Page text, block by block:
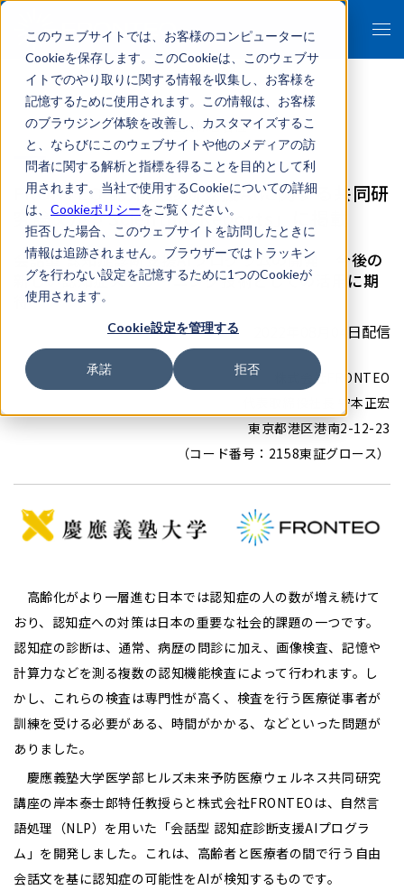
このウェブサイトでは、お客様のコンピューターに
Cookieを保存します。このCookieは、このウェブサ
イトでのやり取りに関する情報を収集し、お客様を
記憶するために使用されます。この情報は、お客様
のブラウジング体験を改善し、カスタマイズするこ
と、ならびにこのウェブサイトや他のメディアの訪
問者に関する解析と指標を得ることを目的として利
用されます。当社で使用するCookieについての詳細
は、 Cookieポリシーをご覧ください。
拒否した場合、このウェブサイトを訪問したときに
情報は追跡されません。ブラウザーではトラッキン
グを行わない設定を記憶するために1つのCookieが
使用されます。
Cookie設定を管理する
承諾 拒否
- 報道関係者各位 -
FRONTEO 認知症診断支援AIに関する共同研
究論文が「Scientific Reports」に掲載
会話型 認知症診断支援AIプログラムの開発 今後の
新しい認知症スクリーニング技術としての活用に期
待
2022年08月04日配信
株式会社FRONTEO
代表取締役社長 守本正宏
東京都港区港南2-12-23
（コード番号：2158東証グロース）
高齢化がより一層進む日本では認知症の人の数が増え続けて
おり、認知症への対策は日本の重要な社会的課題の一つです。
認知症の診断は、通常、病歴の問診に加え、画像検査、記憶や
計算力などを測る複数の認知機能検査によって行われます。し
かし、これらの検査は専門性が高く、検査を行う医療従事者が
訓練を受ける必要がある、時間がかかる、などといった問題が
ありました。
慶應義塾大学医学部ヒルズ未来予防医療ウェルネス共同研究
講座の岸本泰士郎特任教授らと株式会社FRONTEOは、自然言
語処理（NLP）を用いた「会話型 認知症診断支援AIプログラ
ム」を開発しました。これは、高齢者と医療者の間で行う自由
会話文を基に認知症の可能性をAIが検知するものです。